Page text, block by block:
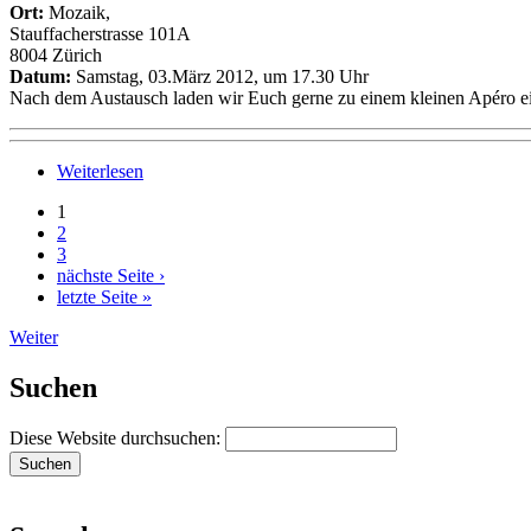
Ort: Mozaik,
Stauffacherstrasse 101A
8004 Zürich
Datum: Samstag, 03.März 2012, um 17.30 Uhr
Nach dem Austausch laden wir Euch gerne zu einem kleinen Apéro
Weiterlesen
1
2
3
nächste Seite ›
letzte Seite »
Weiter
Suchen
Diese Website durchsuchen: